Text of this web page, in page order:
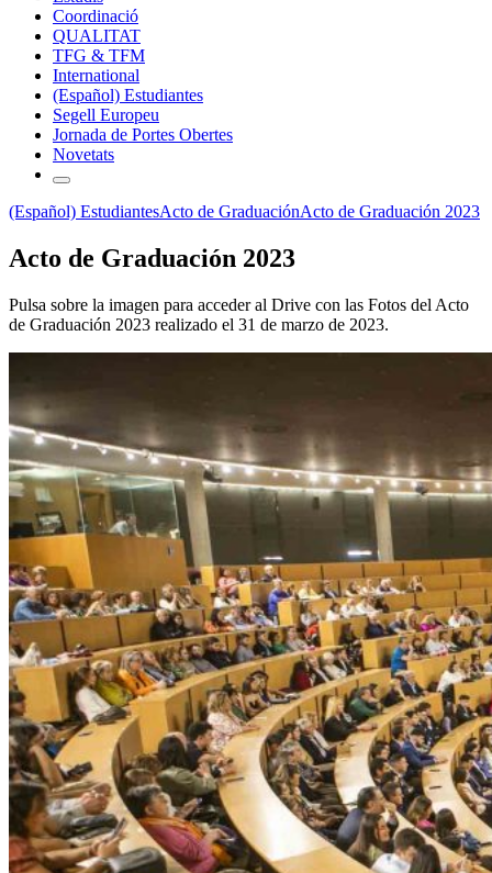
Coordinació
QUALITAT
TFG & TFM
International
(Español) Estudiantes
Segell Europeu
Jornada de Portes Obertes
Novetats
(Español) EstudiantesActo de GraduaciónActo de Graduación 2023
Acto de Graduación 2023
Pulsa sobre la imagen para acceder al Drive con las Fotos del Acto
de Graduación 2023 realizado el 31 de marzo de 2023.